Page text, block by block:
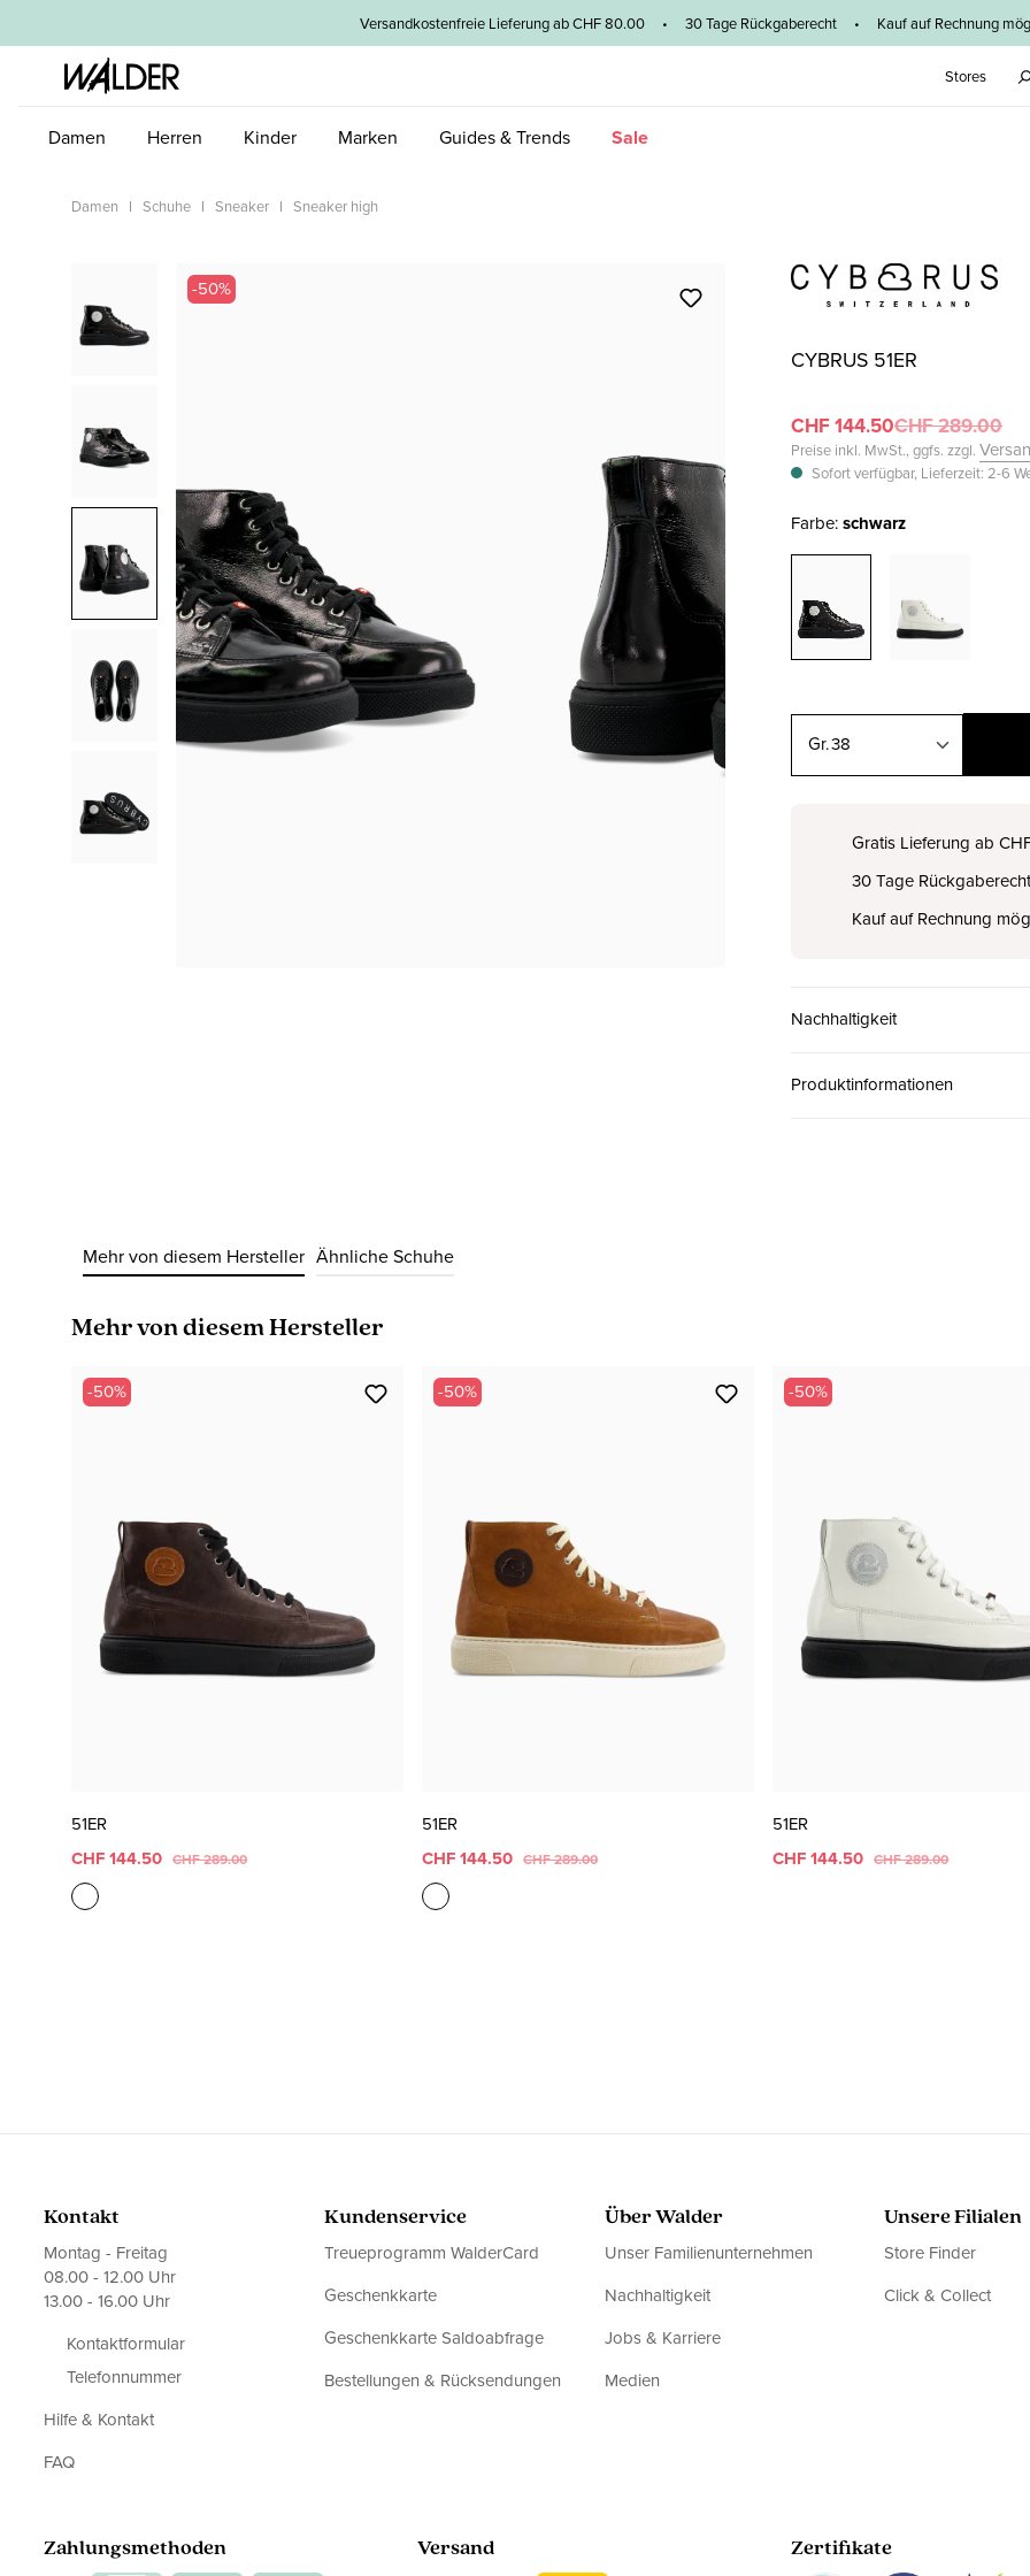
Versandkostenfreie Lieferung ab CHF 80.00 • 30 Tage Rückgaberecht • Kauf auf Rechnung
Stores
Damen Herren Kinder Marken Guides & Trends Sale
Damen Schuhe Sneaker Sneaker high
Bildergalerie überspringen
-50%
CYBRUS 51ER
CHF 144.50CHF 289.00
Preise inkl. MwSt., ggfs. zzgl.
Sofort verfügbar, Lieferzeit: 2-6
Farbe:schwarz
38
CHF 144.50
Gratis Lieferung ab
30 Tage Rückgaberecht
Kauf auf Rechnung
Nachhaltigkeit
Produktinformationen
Mehr von diesem Hersteller Ähnliche Schuhe
Produktgalerie überspringen
Mehr von diesem Hersteller
-50%
51ER
CHF 144.50 CHF 289.00
-50%
51ER
CHF 144.50 CHF 289.00
-50%
51ER
CHF 144.50 CHF 289.00
Kontakt
Montag - Freitag
08.00 - 12.00 Uhr
13.00 - 16.00 Uhr
Kontaktformular
Telefonnummer
Hilfe & Kontakt
FAQ
Kundenservice
Treueprogramm WalderCard
Geschenkkarte
Geschenkkarte Saldoabfrage
Bestellungen & Rücksendungen
Über Walder
Unser Familienunternehmen
Nachhaltigkeit
Jobs & Karriere
Medien
Unsere Filialen
Store Finder
Click & Collect
Zahlungsmethoden Versand Zertifikate